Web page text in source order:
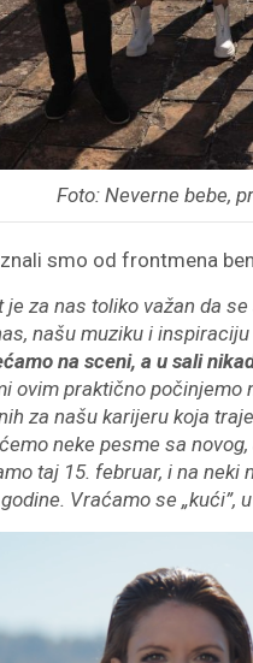
Foto: Neverne bebe,
smo od frontmena
za nas toliko važan da
našu muziku i
na sceni, a u sali
ovim praktično počinjemo
za našu karijeru koja
neke pesme sa
taj 15. februar, i na
Vraćamo se „kući”,